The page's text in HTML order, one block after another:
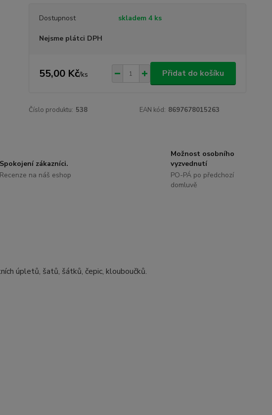
Dostupnost skladem 4 ks
Nejsme plátci DPH
55,00 Kč/ks Přidat do košíku
Číslo produktu: 538 EAN kód: 8697678015263
Spokojení zákazníci.
Recenze na náš eshop
Možnost osobního
vyzvednutí
PO-PÁ po předchozí
domluvě
úpletů, šatů, šátků, čepic, klouboučků.